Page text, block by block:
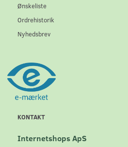
Ønskeliste
Ordrehistorik
Nyhedsbrev
KONTAKT
Internetshops ApS